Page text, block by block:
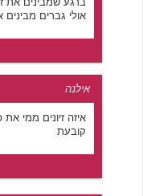
אולי גברים מבינים
אילנה
איזה זיונים ממי
קובעת